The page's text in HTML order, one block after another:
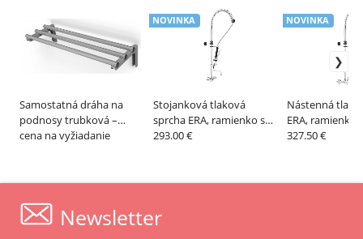
Samostatná dráha na
podnosy trubková –
ALVEX
cena na vyžiadanie
Stojanková tlaková
sprcha ERA, ramienko s
kohútikom – MONOLITH
NOVINKA
293.00 €
Nástenná
ERA, ramienko
MONOLITH
NOVINKA
327.50 €
Newsletter